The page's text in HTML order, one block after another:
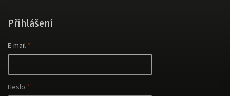
Přihlášení
E-mail
Heslo